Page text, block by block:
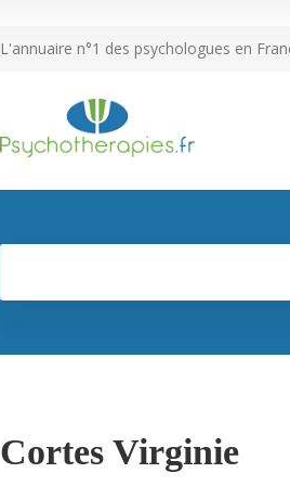
L'annuaire n°1 des psychologues en
Cortes Virginie